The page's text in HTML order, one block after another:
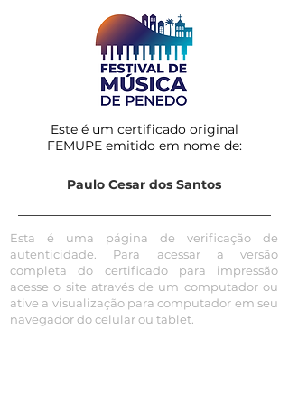
Este é um certificado original
FEMUPE emitido em nome de:
Paulo Cesar dos Santos
Esta é uma página de verificação de
autenticidade. Para acessar a versão
completa do certificado para impressão
acesse o site através de um computador ou
ative a visualização para computador em seu
navegador do celular ou tablet.